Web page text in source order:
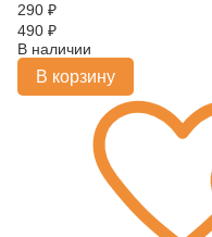
290 ₽
490 ₽
В наличии
В корзину